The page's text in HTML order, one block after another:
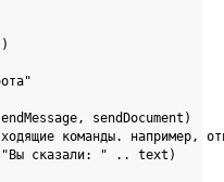
sendDocument)
команды. например,
сказали: " .. text)